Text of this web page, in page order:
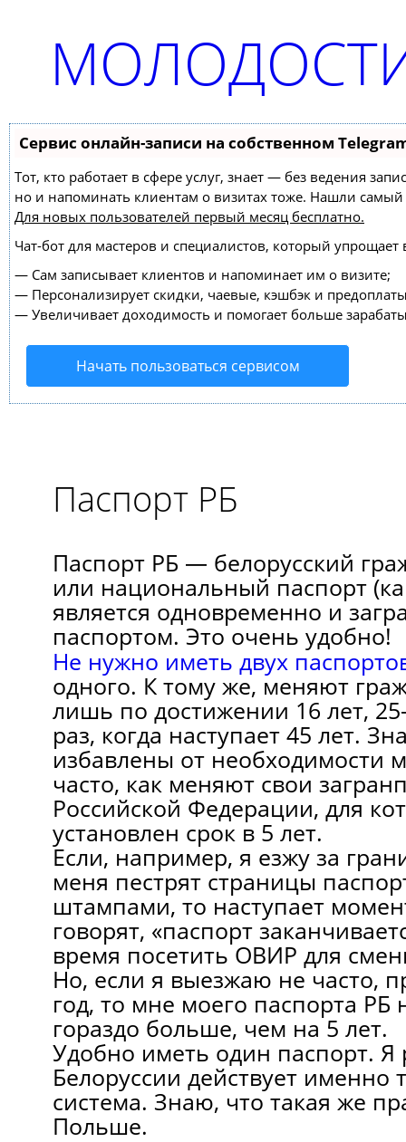
Сервис онлайн-записи на собственном
Тот, кто работает в сфере услуг, знает — без ведения
но и напоминать клиентам о визитах тоже. Нашли
Для новых пользователей первый месяц бесплатно.
Чат-бот для мастеров и специалистов, который упрощает
— Сам записывает клиентов и напоминает им о визите;
— Персонализирует скидки, чаевые, кэшбэк и
— Увеличивает доходимость и помогает больше
Начать пользоваться сервисом
Паспорт РБ
Паспорт РБ — белорусский
или национальный паспорт
является одновременно и
паспортом. Это очень удобно!
Не нужно иметь двух
одного. К тому же, меняют
лишь по достижении 16 лет,
раз, когда наступает 45 лет.
избавлены от необходимости
часто, как меняют свои
Российской Федерации, для
установлен срок в 5 лет.
Если, например, я езжу за
меня пестрят страницы
штампами, то наступает
говорят, «паспорт
время посетить ОВИР для
Но, если я выезжаю не часто,
год, то мне моего паспорта РБ
гораздо больше, чем на 5 лет.
Удобно иметь один паспорт. Я
Белоруссии действует именно
система. Знаю, что такая же
Польше.